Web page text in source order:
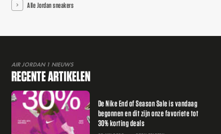
Alle Jordan sneakers
AIR JORDAN 1 NIEUWS
RECENTE ARTIKELEN
De Nike End of Season Sale is vandaag
begonnen en dit zijn onze favoriete tot
30% korting deals